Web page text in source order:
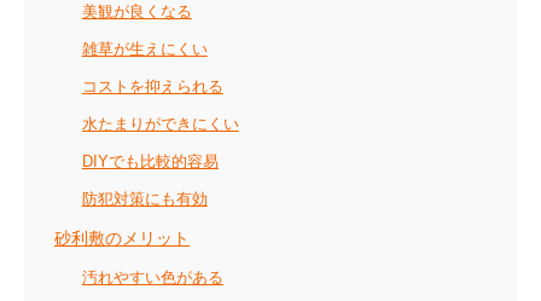
美観が良くなる
雑草が生えにくい
コストを抑えられる
水たまりができにくい
DIYでも比較的容易
防犯対策にも有効
砂利敷のメリット
汚れやすい色がある